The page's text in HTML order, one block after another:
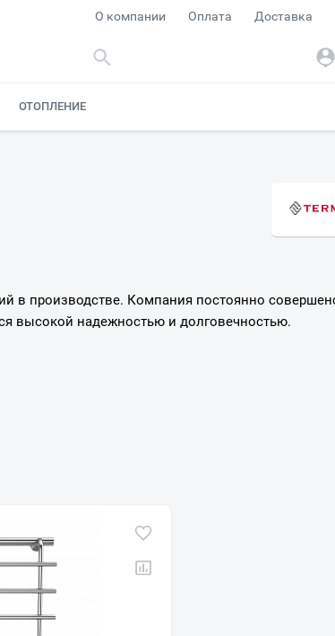
О компании Оплата Доставка
ОТОПЛЕНИЕ
в производстве. Компания постоянно
высокой надежностью и долговечностью.